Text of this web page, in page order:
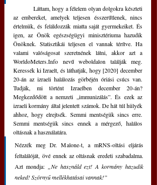
az embereket, amelyek teljesen ésszerűtlenek, nincs
értelmük, és feláldozzák miatta saját gyermekeiket. És
igen, az Önök egészségügyi minisztériuma hazudik
Önöknek. Statisztikái teljesen el vannak térítve. Ha
valami valóságosat szeretnének látni, akkor azt a
WorldoMeters.Info nevű weboldalon találják meg.
Keressék ki Izraelt, és láthatják, hogy [2020] december
20-án az izraeli halálozás görbéjén óriási csúcs van.
Tudják, mi történt Izraelben december 20-án?
Megkezdődött a nemzeti „immunizálás”. És ezek az
izraeli kormány által jelentett számok. De hát túl hülyék
ahhoz, hogy elrejtsék. Semmi mentségük sincs erre.
Semmi mentségük sincs ennek a mérgező, halálos
oltásnak a használatára.
Nézzék meg Dr. Malone-t, a mRNS-oltási eljárás
feltalálóját, övé ennek az oltásnak eredeti szabadalma.
Azt mondja:
„Ne használd ezt! A kormány hazudik
neked! Szörnyű mellékhatásai vannak!”